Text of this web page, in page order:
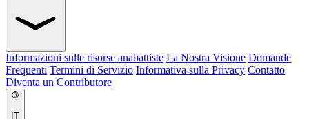
Informazioni sulle risorse anabattiste La Nostra Visione Domande
Frequenti Termini di Servizio Informativa sulla Privacy Contatto
Diventa un Contributore
IT